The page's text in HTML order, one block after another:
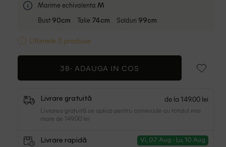
Marime echivalenta M
Bust 90cm Talie 74cm Solduri 99cm
Ultimele 3 produse
38- ADAUGA IN COS
Livrare gratuită de la 149.00 lei
Livrarea gratuită se aplica pentru comenzile cu totalul mai
mare de 149.00 lei
Livrare rapidă Vi, 07 Aug - Lu, 10 Aug